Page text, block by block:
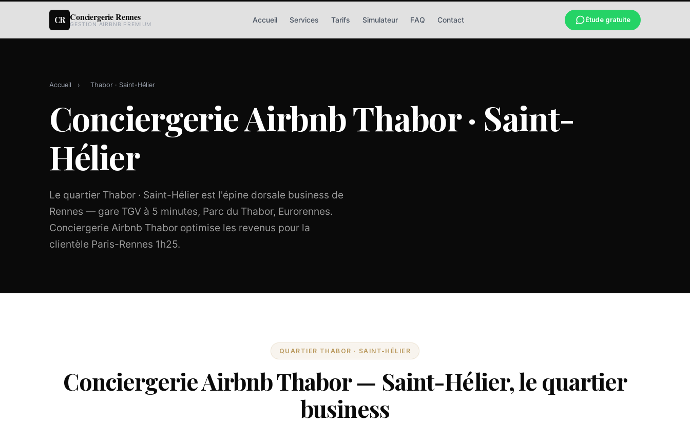
CR Conciergerie Rennes
GESTION AIRBNB PREMIUM
Accueil Services Tarifs Simulateur FAQ Contact Étude gratuite
Accueil › Thabor · Saint-Hélier
Conciergerie Airbnb Thabor · Saint-
Hélier
Le quartier Thabor · Saint-Hélier est l'épine dorsale business de
Rennes — gare TGV à 5 minutes, Parc du Thabor, Eurorennes.
Conciergerie Airbnb Thabor optimise les revenus pour la
clientèle Paris-Rennes 1h25.
QUARTIER THABOR · SAINT-HÉLIER
Conciergerie Airbnb Thabor — Saint-Hélier, le quartier
business